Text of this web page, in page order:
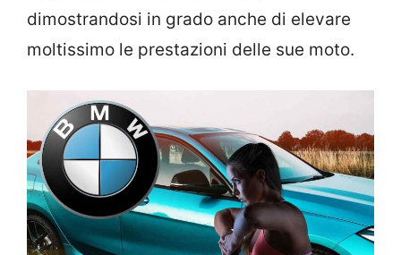
dimostrandosi in grado anche di elevare
moltissimo le prestazioni delle sue moto.